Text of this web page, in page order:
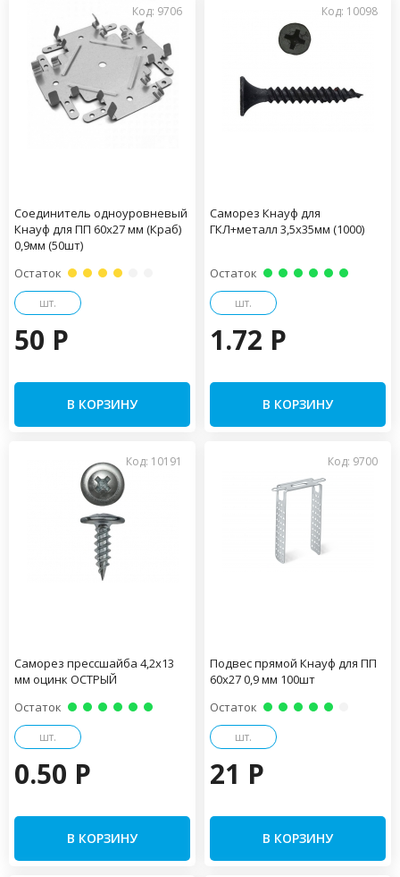
Код: 9706
Соединитель одноуровневый
Кнауф для ПП 60х27 мм (Краб)
0,9мм (50шт)
Остаток
шт.
50 P
В КОРЗИНУ
Код: 10098
Саморез Кнауф для
ГКЛ+металл 3,5х35мм (1000)
Остаток
шт.
1.72 P
В КОРЗИНУ
Код: 10191
Саморез прессшайба 4,2х13
мм оцинк ОСТРЫЙ
Остаток
шт.
0.50 P
В КОРЗИНУ
Код: 9700
Подвес прямой Кнауф для ПП
60х27 0,9 мм 100шт
Остаток
шт.
21 P
В КОРЗИНУ